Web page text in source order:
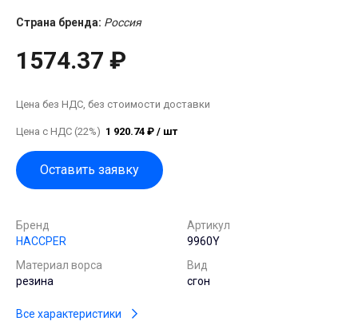
Страна бренда: Россия
1574.37 ₽
Цена без НДС, без стоимости доставки
Цена с НДС (22%) 1 920.74 ₽ / шт
Оставить заявку
Бренд
HACCPER
Артикул
9960Y
Материал ворса
резина
Вид
сгон
Все характеристики